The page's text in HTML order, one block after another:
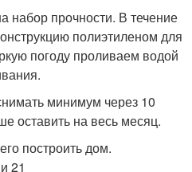
прочности. В течение
полиэтиленом для
погоду проливаем водой
минимум через 10
оставить на весь месяц.